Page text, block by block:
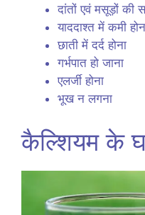
दांतों एवं मसूड़ों की
याददाश्त में कमी
छाती में दर्द होना
गर्भपात हो जाना
एलर्जी होना
भूख न लगना
कैल्शियम के